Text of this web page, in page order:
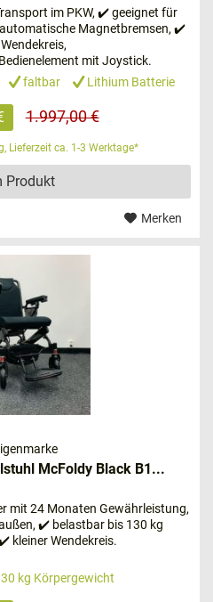
werden. Übrigens: Der
Handgriffen zerlegt und
werden.
damit werden Sie auf
und mobil
Strike eine gute Empfehlung.
und lässt sich
Joystick bedienen, der sich
an der Armlehne anbringen
Sie nicht fest, denn dieses
Kompakte Abmessungen
sorgen für
im PKW, ✔️ geeignet für
Magnetbremsen, ✔️
mit Joystick.
faltbar Lithium Batterie
1.997,00 €
Lieferzeit ca. 1-3 Werktage*
Produkt
Merken
McFoldy Black B1...
mit 24 Monaten Gewährleistung,
✔️ belastbar bis 130 kg
kleiner Wendekreis.
kg Körpergewicht